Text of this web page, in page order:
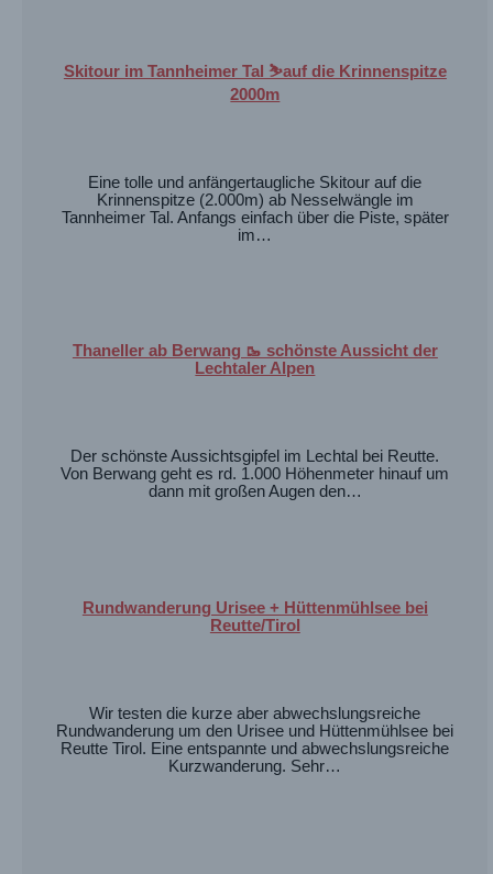
Skitour im Tannheimer Tal ⛷️auf die Krinnenspitze
2000m
Eine tolle und anfängertaugliche Skitour auf die
Krinnenspitze (2.000m) ab Nesselwängle im
Tannheimer Tal. Anfangs einfach über die Piste, später
im…
Thaneller ab Berwang 🥾 schönste Aussicht der
Lechtaler Alpen
Der schönste Aussichtsgipfel im Lechtal bei Reutte.
Von Berwang geht es rd. 1.000 Höhenmeter hinauf um
dann mit großen Augen den…
Rundwanderung Urisee + Hüttenmühlsee bei
Reutte/Tirol
Wir testen die kurze aber abwechslungsreiche
Rundwanderung um den Urisee und Hüttenmühlsee bei
Reutte Tirol. Eine entspannte und abwechslungsreiche
Kurzwanderung. Sehr…